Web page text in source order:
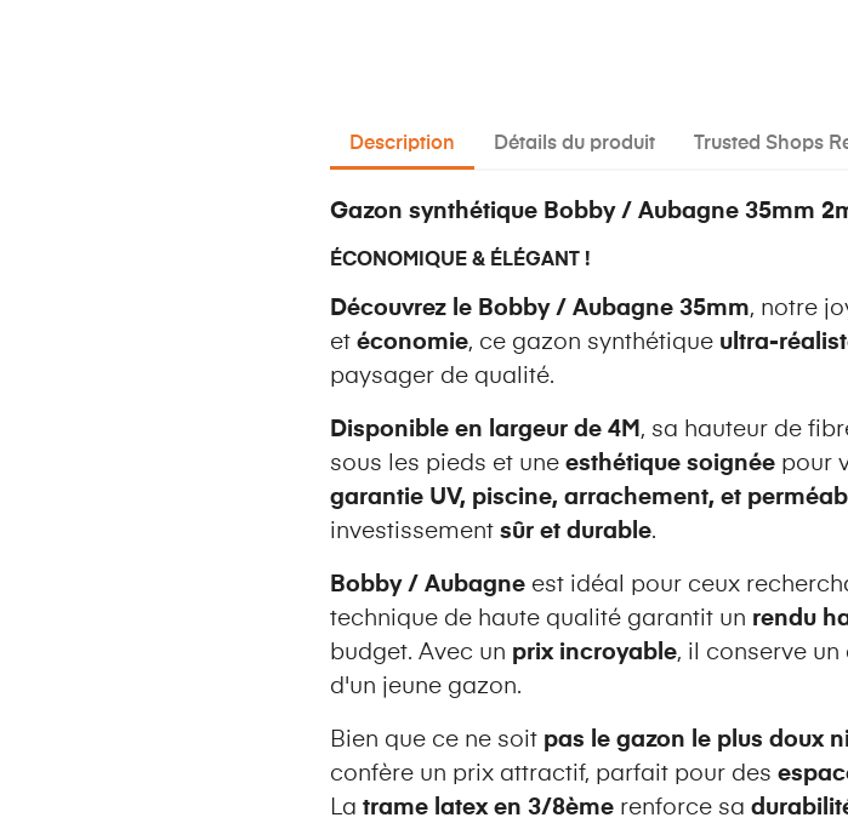
Description Détails du produit Trusted Shops
Gazon synthétique Bobby / Aubagne 35mm
ÉCONOMIQUE & ÉLÉGANT !
Découvrez le Bobby / Aubagne 35mm, notre
et économie, ce gazon synthétique ultra-
paysager de qualité.
Disponible en largeur de 4M , sa hauteur de
sous les pieds et une esthétique soignée pour
garantie UV, piscine, arrachement, et
investissement sûr et durable.
Bobby / Aubagne est idéal pour ceux
technique de haute qualité garantit un rendu
budget. Avec un prix incroyable, il conserve un
d'un jeune gazon.
Bien que ce ne soit pas le gazon le plus doux
confère un prix attractif, parfait pour des
La trame latex en 3/8ème renforce sa